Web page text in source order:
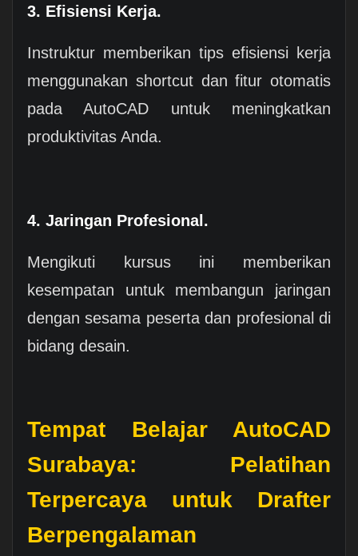
3. Efisiensi Kerja.
Instruktur memberikan tips efisiensi kerja
menggunakan shortcut dan fitur otomatis
pada AutoCAD untuk meningkatkan
produktivitas Anda.
4. Jaringan Profesional.
Mengikuti kursus ini memberikan
kesempatan untuk membangun jaringan
dengan sesama peserta dan profesional di
bidang desain.
Tempat Belajar AutoCAD
Surabaya: Pelatihan
Terpercaya untuk Drafter
Berpengalaman